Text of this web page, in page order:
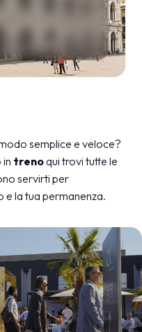
semplice e veloce?
in trenoqui trovi tutte le
servirti per
e la tua permanenza.